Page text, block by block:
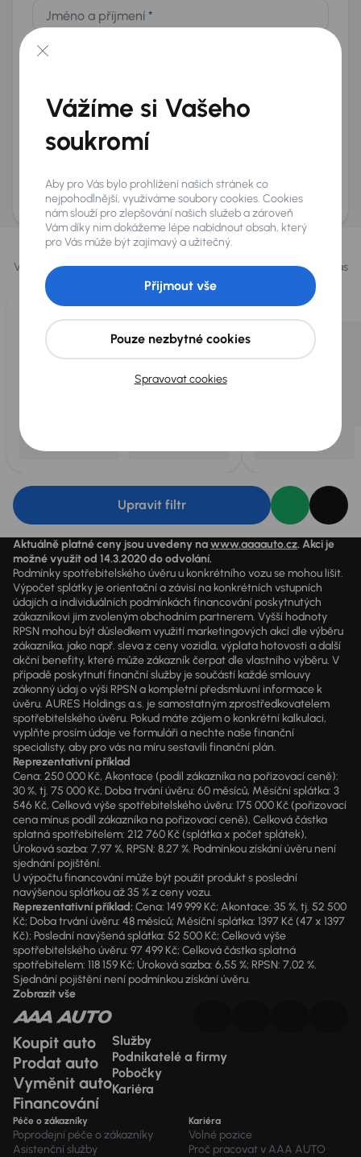
Jméno a příjmení *
Přeji si dostávat informace o atraktivních slevových
nabídkách
AURES Holdings a.s., se sídlem Dopraváků 874/15, Čimice, 184 00 Praha 8 bude
uchovávat a zpracovávat vaše osobní údaje v souladu se zásadami ochrany a
zpracováníosobních údajů.
Vybrali jsme pro vás
Vybíráme pro vás tynejlepší vozyz naší nabídky. Každý den pro vás
vykoupíme až 400 vozů
Upravit filtr
Aktuálně platné ceny jsou uvedeny nawww.aaaauto.cz. Akci je
možné využít od 14.3.2020 do odvolání.
Podmínky spotřebitelského úvěru u konkrétního vozu se mohou lišit.
Výpočet splátky je orientační a závisí na konkrétních vstupních
údajích a individuálních podmínkách financování poskytnutých
zákazníkovi jim zvoleným obchodním partnerem. Vyšší hodnoty
RPSN mohou být důsledkem využití marketingových akcí dle výběru
zákazníka, jako např. sleva z ceny vozidla, výplata hotovosti a další
akční benefity, které může zákazník čerpat dle vlastního výběru. V
případě poskytnutí finanční služby je součástí každé smlouvy
zákonný údaj o výši RPSN a kompletní předsmluvní informace k
úvěru. AURES Holdings a.s. je samostatným zprostředkovatelem
spotřebitelského úvěru. Pokud máte zájem o konkrétní kalkulaci,
vyplňte prosím údaje ve formuláři a nechte naše finanční
specialisty, aby pro vás na míru sestavili finanční plán.
Reprezentativní příklad
Cena: 250 000 Kč, Akontace (podíl zákazníka na pořizovací ceně):
30 %, tj. 75 000 Kč, Doba trvání úvěru: 60 měsíců, Měsíční splátka: 3
546 Kč, Celková výše spotřebitelského úvěru: 175 000 Kč (pořizovací
cena mínus podíl zákazníka na pořizovací ceně), Celková částka
splatná spotřebitelem: 212 760 Kč (splátka x počet splátek),
Úroková sazba: 7,97 %, RPSN: 8,27 %. Podmínkou získání úvěru není
sjednání pojištění.
U výpočtu financování může být použit produkt s poslední
navýšenou splátkou až 35 % z ceny vozu.
Reprezentativní příklad:Cena: 149 999 Kč; Akontace: 35 %, tj. 52 500
Kč; Doba trvání úvěru: 48 měsíců; Měsíční splátka: 1397 Kč (47 x 1397
Kč); Poslední navýšená splátka: 52 500 Kč; Celková výše
spotřebitelského úvěru: 97 499 Kč; Celková částka splatná
spotřebitelem: 118 159 Kč; Úroková sazba: 6,55 %; RPSN: 7,02 %.
Sjednání pojištění není podmínkou získání úvěru.
Zobrazit vše
Koupit auto
Prodat auto
Vyměnit auto
Financování
Služby
Podnikatelé a firmy
Pobočky
Kariéra
Péče o zákazníky
Poprodejní péče o zákazníky
Asistenční služby
Kariéra
Volné pozice
Proč pracovat v AAA AUTO
Vážíme si Vašeho
soukromí
Aby pro Vás bylo prohlížení našich stránek co
nejpohodlnější, využíváme soubory cookies. Cookies
nám slouží pro zlepšování našich služeb a zároveň
Vám díky nim dokážeme lépe nabídnout obsah, který
pro Vás může být zajímavý a užitečný.
Spravovat cookies
Pouze nezbytné cookies
Přijmout vše